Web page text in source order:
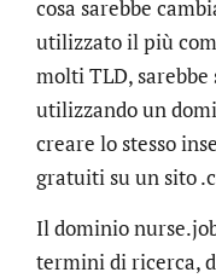
cosa sarebbe
utilizzato il più
molti TLD,
utilizzando un
creare lo stesso
gratuiti su un sito
Il dominio
termini di ricerca,